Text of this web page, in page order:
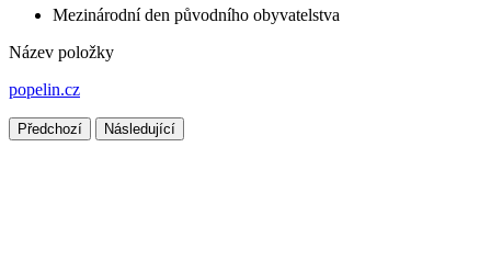
Mezinárodní den původního obyvatelstva
Název položky
popelin.cz
Předchozí Následující